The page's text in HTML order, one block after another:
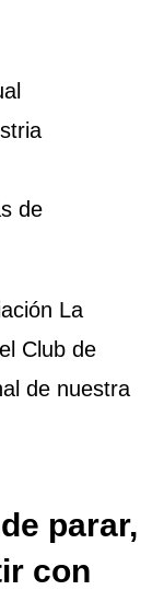
de
La
Club de
de nuestra
parar,
con